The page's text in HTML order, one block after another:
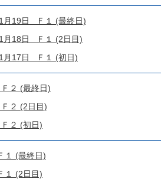
月19日 Ｆ１ (最終日)
月18日 Ｆ１ (2日目)
月17日 Ｆ１ (初日)
２ (最終日)
２ (2日目)
２ (初日)
１ (最終日)
１ (2日目)